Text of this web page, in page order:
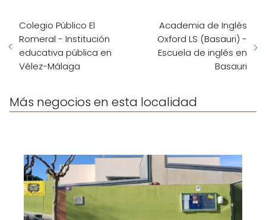
Colegio Público El
Romeral - Institución
educativa pública en
Vélez-Málaga
Academia de Inglés
Oxford LS (Basauri) -
Escuela de inglés en
Basauri
Más negocios en esta localidad